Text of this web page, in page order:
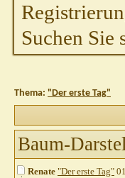
Suchen Sie
Thema: "Der erste Tag"
Baum-
Renate "Der erste Tag"